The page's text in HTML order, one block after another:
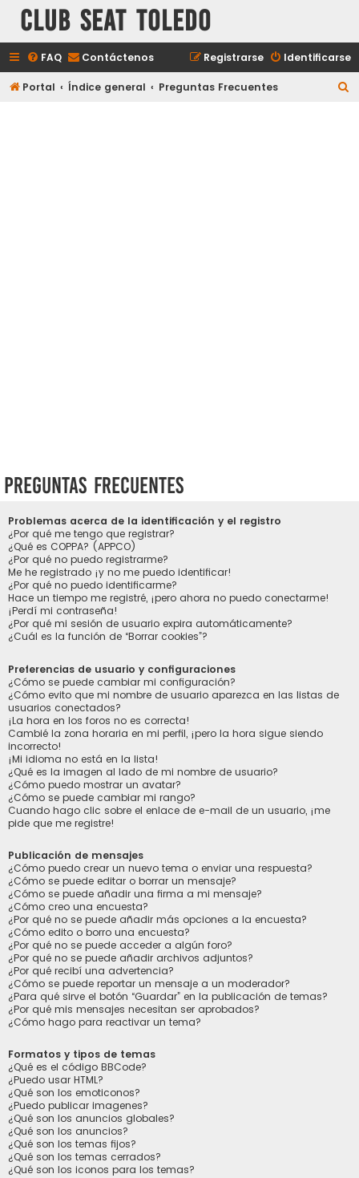
Club Seat Toledo
FAQ Contáctenos Identificarse
Registrarse
Portal Índice general Preguntas Frecuentes
Preguntas Frecuentes
Problemas acerca de la identificación y el registro
¿Por qué me tengo que registrar?
¿Qué es COPPA? (APPCO)
¿Por qué no puedo registrarme?
Me he registrado ¡y no me puedo identificar!
¿Por qué no puedo identificarme?
Hace un tiempo me registré, ¡pero ahora no puedo conectarme!
¡Perdí mi contraseña!
¿Por qué mi sesión de usuario expira automáticamente?
¿Cuál es la función de “Borrar cookies”?
Preferencias de usuario y configuraciones
¿Cómo se puede cambiar mi configuración?
¿Cómo evito que mi nombre de usuario aparezca en las listas de
usuarios conectados?
¡La hora en los foros no es correcta!
Cambié la zona horaria en mi perfil, ¡pero la hora sigue siendo
incorrecto!
¡Mi idioma no está en la lista!
¿Qué es la imagen al lado de mi nombre de usuario?
¿Cómo puedo mostrar un avatar?
¿Cómo se puede cambiar mi rango?
Cuando hago clic sobre el enlace de e-mail de un usuario, ¡me
pide que me registre!
Publicación de mensajes
¿Cómo puedo crear un nuevo tema o enviar una respuesta?
¿Cómo se puede editar o borrar un mensaje?
¿Cómo se puede añadir una firma a mi mensaje?
¿Cómo creo una encuesta?
¿Por qué no se puede añadir más opciones a la encuesta?
¿Cómo edito o borro una encuesta?
¿Por qué no se puede acceder a algún foro?
¿Por qué no se puede añadir archivos adjuntos?
¿Por qué recibí una advertencia?
¿Cómo se puede reportar un mensaje a un moderador?
¿Para qué sirve el botón “Guardar” en la publicación de temas?
¿Por qué mis mensajes necesitan ser aprobados?
¿Cómo hago para reactivar un tema?
Formatos y tipos de temas
¿Qué es el código BBCode?
¿Puedo usar HTML?
¿Qué son los emoticonos?
¿Puedo publicar imagenes?
¿Qué son los anuncios globales?
¿Qué son los anuncios?
¿Qué son los temas fijos?
¿Qué son los temas cerrados?
¿Qué son los iconos para los temas?